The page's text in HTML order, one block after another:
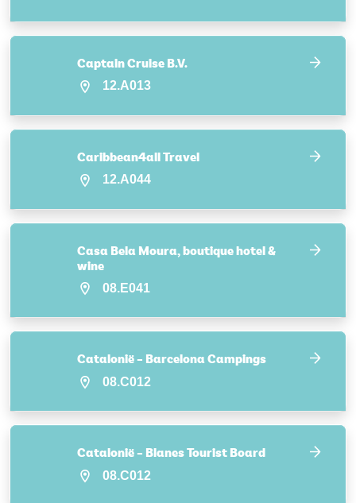
Captain Cruise B.V.
12.A013
Caribbean4all Travel
12.A044
Casa Bela Moura, boutique hotel &
wine
08.E041
Catalonië – Barcelona Campings
08.C012
Catalonië – Blanes Tourist Board
08.C012